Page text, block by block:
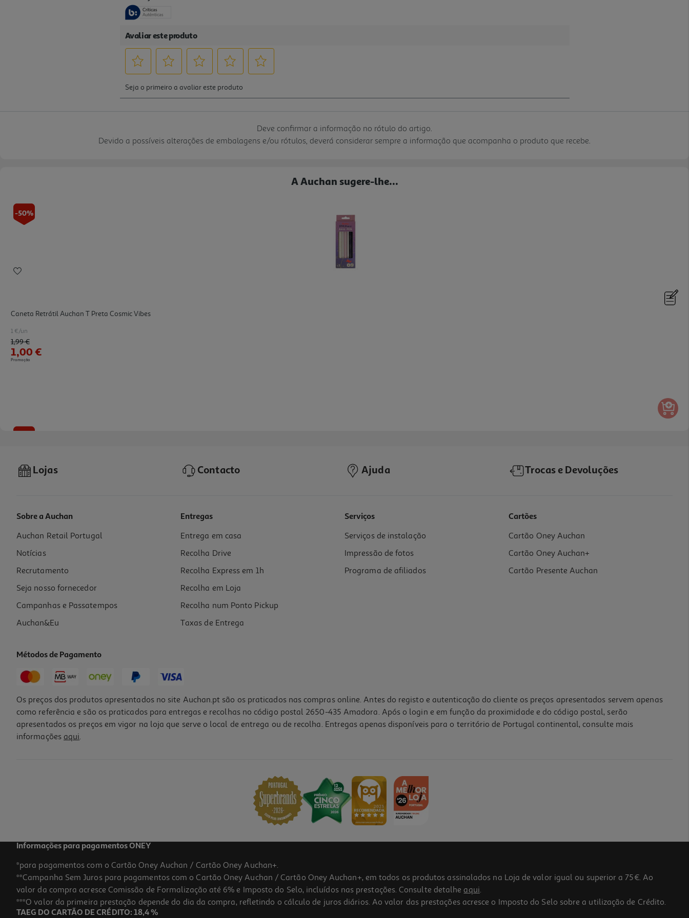
Deve confirmar a informação no rótulo do artigo.
Devido a possíveis alterações de embalagens e/ou rótulos, deverá considerar sempre a informação que acompanha o produto que recebe.
A Auchan sugere-lhe...
-50%
Caneta Retrátil Auchan T Preta Cosmic Vibes
1 €/un
Price reduced from
1,99 €to
1,00 €
Promoção
Caneta Retrátil Auchan T Azul Cosmic Vibes
1 €/un
1,00 €
-44%
Lojas Contacto Ajuda Trocas e Devoluções
Sobre a Auchan
Auchan Retail Portugal
Notícias
Recrutamento
Seja nosso fornecedor
Campanhas e Passatempos
Auchan&Eu
Entregas
Entrega em casa
Recolha Drive
Recolha Express em 1h
Recolha em Loja
Recolha num Ponto Pickup
Taxas de Entrega
Serviços
Serviços de instalação
Impressão de fotos
Programa de afiliados
Cartões
Cartão Oney Auchan
Cartão Oney Auchan+
Cartão Presente Auchan
Métodos de Pagamento
Os preços dos produtos apresentados no site Auchan.pt são os praticados nas compras online. Antes do registo e autenticação do cliente os preços apresentados servem apenas
como referência e são os praticados para entregas e recolhas no código postal 2650-435 Amadora. Após o login e em função da proximidade e do código postal, serão
apresentados os preços em vigor na loja que serve o local de entrega ou de recolha. Entregas apenas disponíveis para o território de Portugal continental, consulte mais
informações aqui.
Informações para pagamentos ONEY
*para pagamentos com o Cartão Oney Auchan / Cartão Oney Auchan+.
**Campanha Sem Juros para pagamentos com o Cartão Oney Auchan / Cartão Oney Auchan+, em todos os produtos assinalados na Loja de valor igual ou superior a 75€. Ao
valor da compra acresce Comissão de Formalização até 6% e Imposto do Selo, incluídos nas prestações. Consulte detalhe aqui.
***O valor da primeira prestação depende do dia da compra, refletindo o cálculo de juros diários. Ao valor das prestações acresce o Imposto do Selo sobre a utilização de Crédito.
TAEG DO CARTÃO DE CRÉDITO: 18,4 %